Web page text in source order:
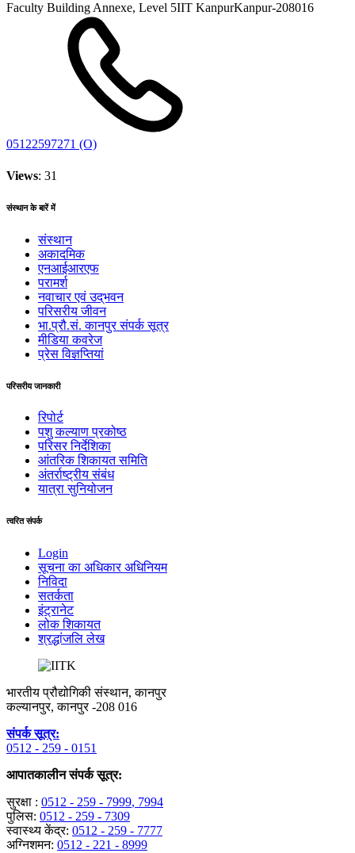
Faculty Building Annexe, Level 5IIT KanpurKanpur-208016
05122597271 (O)
Views: 31
संस्थान के बारें में
संस्थान
अकादमिक
एनआईआरएफ
परामर्श
नवाचार एवं उद्‌‌भवन
परिसरीय जीवन
भा.प्रौ.सं. कानपुर संपर्क सूत्र
मीडिया कवरेज
प्रेस विज्ञप्तियां
परिसरीय जानकारी
रिपोर्ट
पशु कल्याण प्रकोष्ठ
परिसर निर्देशिका
आंतरिक शिकायत समिति
अंतर्राष्‍ट्रीय संबंध
यात्रा सुनियोजन
त्वरित संपर्क
Login
सूचना का अधिकार अधिनियम
निविदा
सतर्कता
इंट्रानेट
लोक शिकायत
श्रद्धांजलि लेख
भारतीय प्रौद्योगिकी संस्थान, कानपुर
कल्यानपुर, कानपुर -208 016
संपर्क सूत्र:
0512 - 259 - 0151
आपातकालीन संपर्क सूत्र:
सुरक्षा : 0512 - 259 - 7999, 7994
पुलिस: 0512 - 259 - 7309
स्वास्थ्य केंद्र: 0512 - 259 - 7777
अग्निशमन: 0512 - 221 - 8999